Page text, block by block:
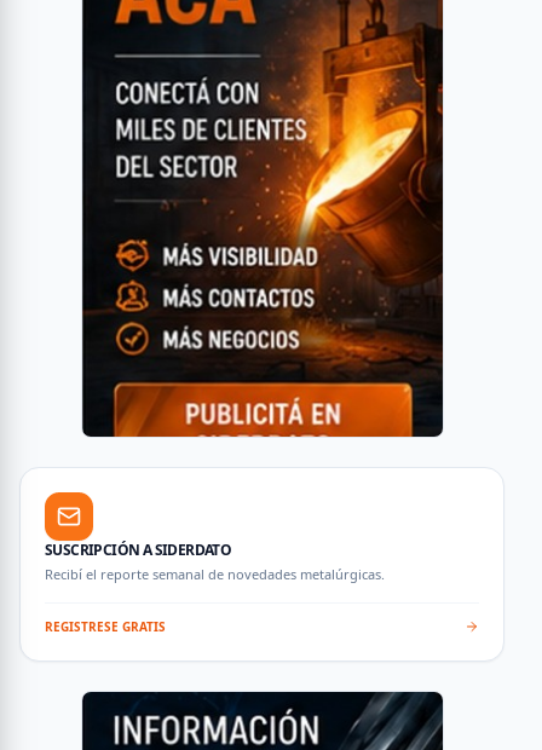
SUSCRIPCIÓN A SIDERDATO
Recibí el reporte semanal de novedades metalúrgicas.
REGISTRESE GRATIS